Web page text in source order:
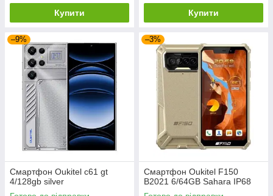
Купити Купити
–9%
Смартфон Oukitel c61 gt
4/128gb silver
–3%
Смартфон Oukitel F150
B2021 6/64GB Sahara IP68